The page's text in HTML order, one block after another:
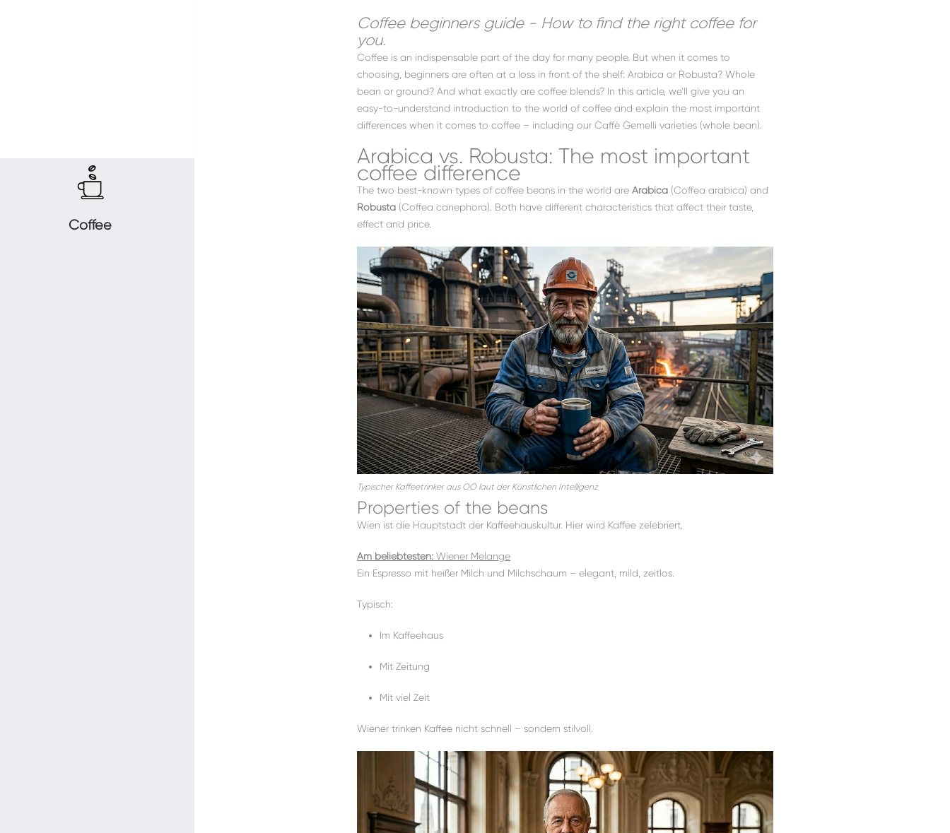
Coffee
Coffee beginners guide - How to find the right coffee for
you.
Coffee is an indispensable part of the day for many people. But when it comes to
choosing, beginners are often at a loss in front of the shelf: Arabica or Robusta? Whole
bean or ground? And what exactly are coffee blends? In this article, we’ll give you an
easy-to-understand introduction to the world of coffee and explain the most important
differences when it comes to coffee – including our Caffè Gemelli varieties (whole bean).
Arabica vs. Robusta: The most important
coffee difference
The two best-known types of coffee beans in the world areArabica (Coffea arabica) and
Robusta (Coffea canephora). Both have different characteristics that affect their taste,
effect and price.
Typischer Kaffeetrinker aus OÖ laut der Künstlichen Intelligenz
Properties of the beans
Wien ist die Hauptstadt der Kaffeehauskultur. Hier wird Kaffee zelebriert.
Am beliebtesten: Wiener Melange
Ein Espresso mit heißer Milch und Milchschaum – elegant, mild, zeitlos.
Typisch:
Im Kaffeehaus
Mit Zeitung
Mit viel Zeit
Wiener trinken Kaffee nicht schnell – sondern stilvoll.